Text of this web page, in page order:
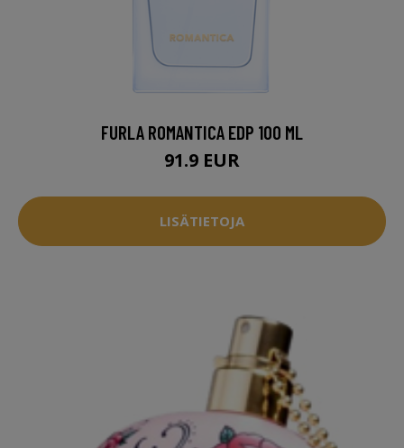
FURLA ROMANTICA EDP 100 ML
91.9 EUR
LISÄTIETOJA